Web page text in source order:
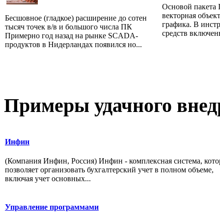
Бесшовное (гладкое) расширение до сотен
тысяч точек в/в и большого числа ПК
Примерно год назад на рынке SCADA-
продуктов в Нидерландах появился но...
Основой пакета
векторная
графика. В
средств
Примеры удачного
Инфин
(Компания Инфин, Россия) Инфин - комплексная система,
позволяет организовать бухгалтерский учет в полном объеме,
включая учет основных...
Управление программами